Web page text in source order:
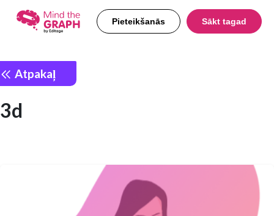
Pieteikšanās Sākt tagad
Atpakaļ
3d